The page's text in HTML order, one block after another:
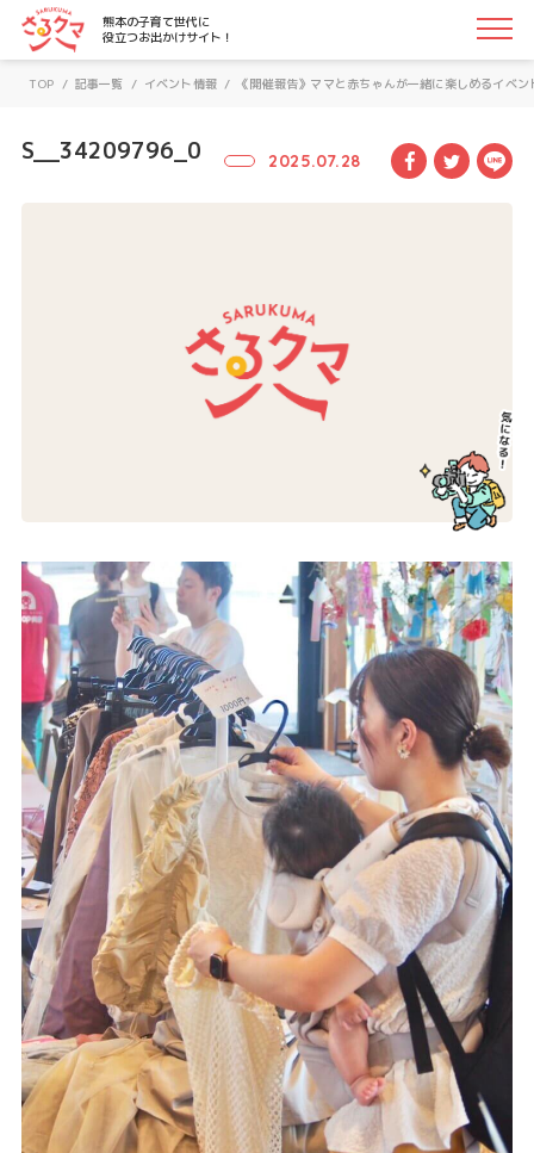
さるクマ-さるこう、熊本-｜熊本の子育て世代に役立つお
熊本の子育て世代に
役立つお出かけサイト！
TOP / 記事一覧 / イベント情報 / 《開催報告》ママと赤ちゃんが一緒に楽しめるイベン
S__34209796_0 2025.07.28 Facebook